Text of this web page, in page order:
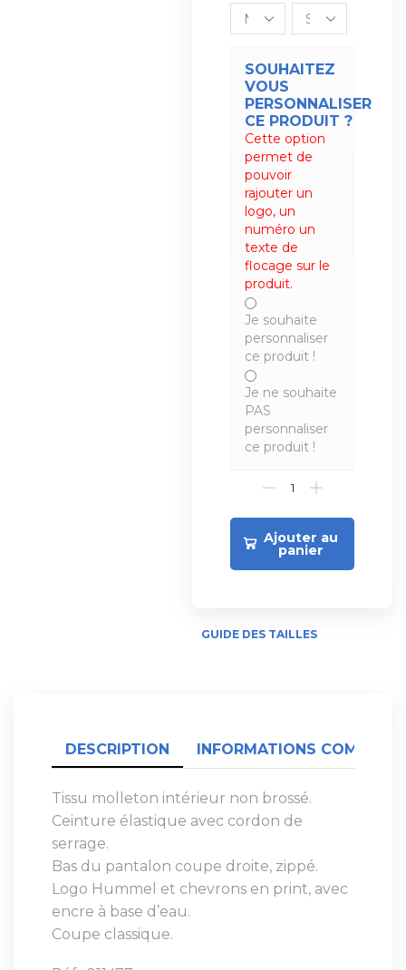
SOUHAITEZ
VOUS
PERSONNALISER
CE PRODUIT ?
Cette option
permet de
pouvoir
rajouter un
logo, un
numéro un
texte de
flocage sur le
produit.
Je souhaite
personnaliser
ce produit !
Je ne souhaite
PAS
personnaliser
ce produit !
Ajouter au
panier
GUIDE DES TAILLES
DESCRIPTION INFORMATIONS
Tissu molleton intérieur non brossé.
Ceinture élastique avec cordon de
serrage.
Bas du pantalon coupe droite, zippé.
Logo Hummel et chevrons en print, avec
encre à base d’eau.
Coupe classique.